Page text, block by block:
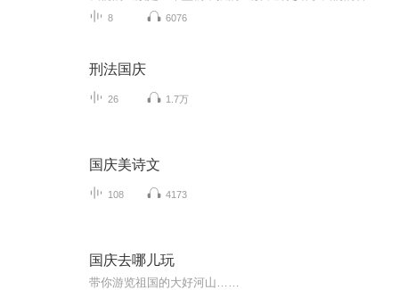
8 6076
刑法国庆
26 1.7万
国庆美诗文
108 4173
国庆去哪儿玩
带你游览祖国的大好河山……